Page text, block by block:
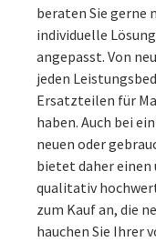
beraten Sie gerne
individuelle
angepasst. Von
jeden
Ersatzteilen für
haben. Auch bei
neuen oder
bietet daher einen
qualitativ
zum Kauf an, die
hauchen Sie Ihrer